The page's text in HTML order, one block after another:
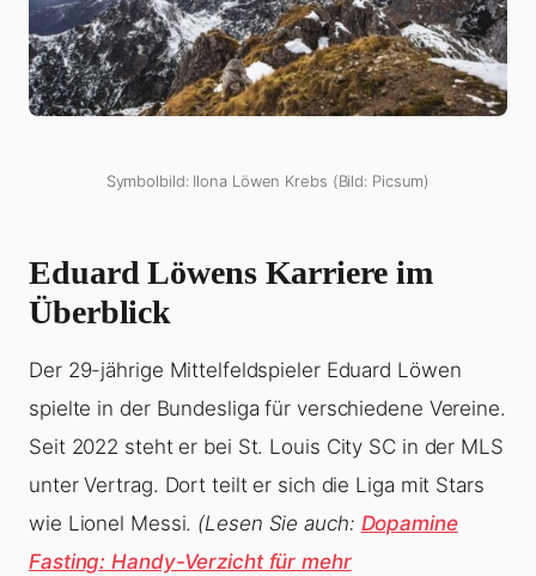
Symbolbild: Ilona Löwen Krebs (Bild: Picsum)
Eduard Löwens Karriere im
Überblick
Der 29-jährige Mittelfeldspieler Eduard Löwen
spielte in der Bundesliga für verschiedene Vereine.
Seit 2022 steht er bei St. Louis City SC in der MLS
unter Vertrag. Dort teilt er sich die Liga mit Stars
wie Lionel Messi. (Lesen Sie auch: Dopamine
Fasting: Handy-Verzicht für mehr